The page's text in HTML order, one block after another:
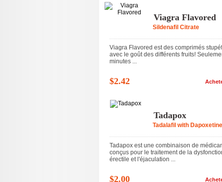
Viagra Flavored
Sildenafil Citrate
Viagra Flavored est des comprimés
avec le goût des différents fruits!
minutes ...
$2.42
Tadapox
Tadalafil with Dapoxetine
Tadapox est une combinaison de
conçus pour le traitement de la
érectile et l'éjaculation ...
$2.00